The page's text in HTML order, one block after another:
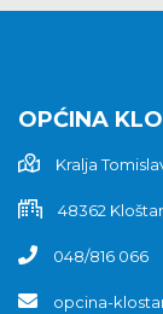
OPĆINA
Kralja
48362
048/816 066
opcina-